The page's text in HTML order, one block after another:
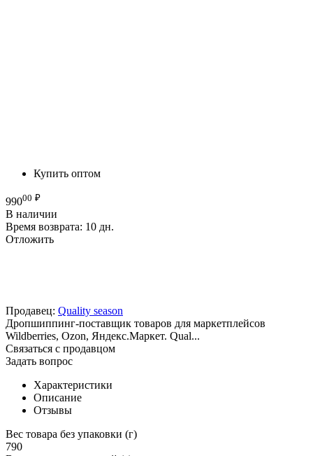
Купить оптом
99000 ₽
В наличии
Время возврата: 10 дн.
Отложить
Продавец: Quality season
Дропшиппинг-поставщик товаров для маркетплейсов
Wildberries, Ozon, Яндекс.Маркет. Qual...
Связаться с продавцом
Задать вопрос
Характеристики
Описание
Отзывы
Вес товара без упаковки (г)
790